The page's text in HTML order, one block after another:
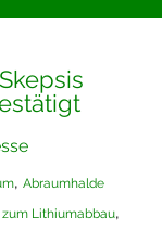
, Abraumhalde
Lithiumabbau,